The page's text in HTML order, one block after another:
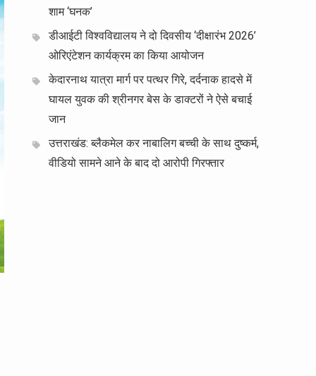
शाम ‘घनक’
डीआईटी विश्वविद्यालय ने दो दिवसीय ‘दीक्षारंभ 2026’
ओरिएंटेशन कार्यक्रम का किया आयोजन
केदारनाथ यात्रा मार्ग पर पत्थर गिरे, दर्दनाक हादसे में
घायल युवक की श्रीनगर बेस के डाक्टरों ने ऐसे बचाई
जान
उत्तराखंड: ब्लैकमेल कर नाबालिग बच्ची के साथ दुष्कर्म,
वीडियो सामने आने के बाद दो आरोपी गिरफ्तार